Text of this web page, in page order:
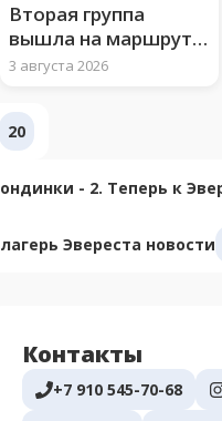
Вторая группа
вышла на маршрут к
вершине Арарата
3 августа 2026
20
- 2. Теперь к
Эвереста новости
Контакты
+7 910 545-70-68